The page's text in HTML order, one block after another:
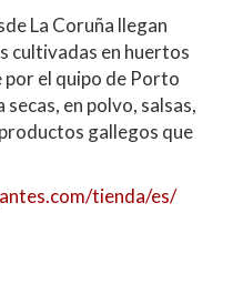
La Coruña llegan
cultivadas en huertos
el quipo de Porto
en polvo, salsas,
gallegos que
tienda/es/